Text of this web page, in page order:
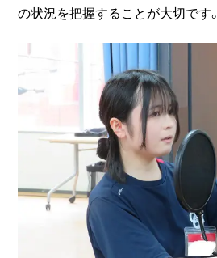
の状況を把握することが大切です。